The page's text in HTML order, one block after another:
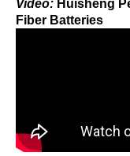
Video: Huisheng
Fiber Batteries